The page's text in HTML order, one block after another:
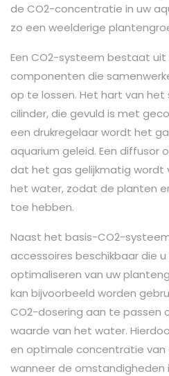
de CO2-concentratie in uw
zo een weelderige
Een CO2-systeem bestaat uit
componenten die
op te lossen. Het hart van het
cilinder, die gevuld is met
een drukregelaar wordt het
aquarium geleid. Een diffusor
dat het gas gelijkmatig wordt
het water, zodat de planten
toe hebben.
Naast het basis-CO2-
accessoires beschikbaar die
optimaliseren van uw
kan bijvoorbeeld worden
CO2-dosering aan te passen
waarde van het water.
en optimale concentratie van
wanneer de omstandigheden